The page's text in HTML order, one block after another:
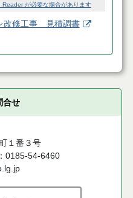
が必要な場合があります
改修工事 見積調書
合せ
１番３号
0185-54-6460